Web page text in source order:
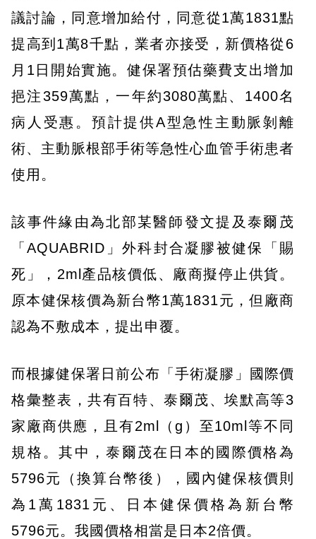
議討論，同意增加給付，同意從1萬1831點
提高到1萬8千點，業者亦接受，新價格從6
月1日開始實施。健保署預估藥費支出增加
挹注359萬點，一年約3080萬點、1400名
病人受惠。預計提供A型急性主動脈剝離
術、主動脈根部手術等急性心血管手術患者
使用。
該事件緣由為北部某醫師發文提及泰爾茂
「AQUABRID」外科封合凝膠被健保「賜
死」，2ml產品核價低、廠商擬停止供貨。
原本健保核價為新台幣1萬1831元，但廠商
認為不敷成本，提出申覆。
而根據健保署日前公布「手術凝膠」國際價
格彙整表，共有百特、泰爾茂、埃默高等3
家廠商供應，且有2ml（g）至10ml等不同
規格。其中，泰爾茂在日本的國際價格為
5796元（換算台幣後），國內健保核價則
為1萬1831元、日本健保價格為新台幣
5796元。我國價格相當是日本2倍價。